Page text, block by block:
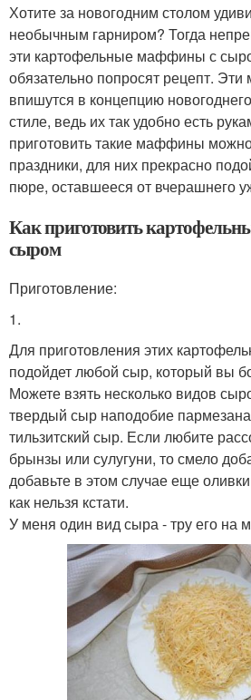
Хотите за новогодним столом
необычным гарниром? Тогда
эти картофельные маффины с
обязательно попросят рецепт.
впишутся в концепцию
стиле, ведь их так удобно есть
приготовить такие маффины
праздники, для них прекрасно
пюре, оставшееся от вчерашнего
Как приготовить
сыром
Приготовление:
1.
Для приготовления этих
подойдет любой сыр, который вы
Можете взять несколько видов
твердый сыр наподобие
тильзитский сыр. Если любите
брынзы или сулугуни, то смело
добавьте в этом случае еще оливки
как нельзя кстати.
У меня один вид сыра - тру его на